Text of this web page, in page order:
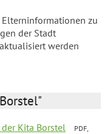
zu
der Stadt
werden
der Kita Borstel
PDF,